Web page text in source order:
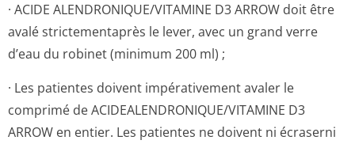
· ACIDE ALENDRONIQUE/VI­TAMINE D3 ARROW doit être
avalé strictementaprès le lever, avec un grand verre
d’eau du robinet (minimum 200 ml) ;
· Les patientes doivent impérativement avaler le
comprimé de ACIDEALENDRONI­QUE/VITAMINE D3
ARROW en entier. Les patientes ne doivent ni écraserni